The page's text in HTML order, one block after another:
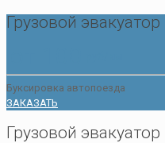
Грузовой эвакуатор
Буксировка автопоезда
ЗАКАЗАТЬ
Грузовой эвакуатор